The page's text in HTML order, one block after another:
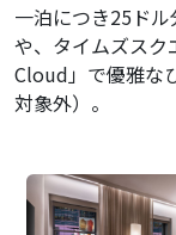
一泊につき25ド
や、タイムズスク
Cloud」で優雅な
対象外）。